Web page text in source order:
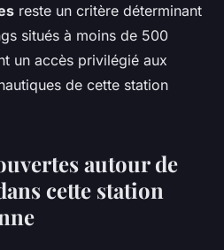
reste un critère déterminant
situés à moins de 500
un accès privilégié aux
de cette station
autour de
cette station